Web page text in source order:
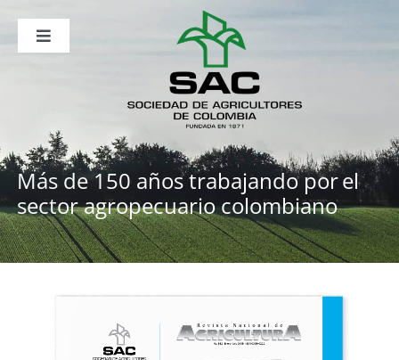
contenido
Toggle
Publicaciones
Sala de Prensa
Eventos
Más de 150 años trabajando porel
sector agropecuario colombiano